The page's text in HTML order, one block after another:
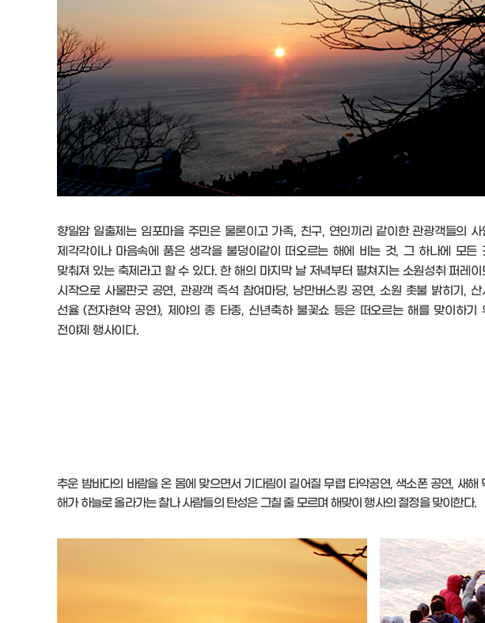
향일암 일출제는 임포마을 주민은 물론이고 가족, 친구, 연인끼리 같이한 관광객들의 사
제각각이나 마음속에 품은 생각을 불덩이같이 떠오르는 해에 비는 것, 그 하나에 모든
맞춰져 있는 축제라고 할 수 있다. 한 해의 마지막 날 저녁부터 펼쳐지는 소원성취 퍼레이
시작으로 사물판굿 공연, 관광객 즉석 참여마당, 낭만버스킹 공연, 소원 촛불 밝히기, 산
선율 (전자현악 공연), 제야의 종 타종, 신년축하 불꽃쇼 등은 떠오르는 해를 맞이하기
전야제 행사이다.
추운 밤바다의 바람을 온 몸에 맞으면서 기다림이 길어질 무렵 타악공연, 색소폰 공연, 새
해가 하늘로 올라가는 찰나 사람들의 탄성은 그칠 줄 모르며 해맞이 행사의 절정을 맞이한다.